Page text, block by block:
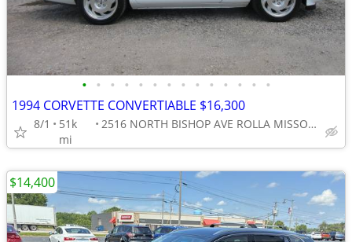
• • • • • • • • • • • • • •
1994 CORVETTE CONVERTIABLE $16,300
8/1
51k
mi
2516 NORTH BISHOP AVE ROLLA MISSOURI
$14,400